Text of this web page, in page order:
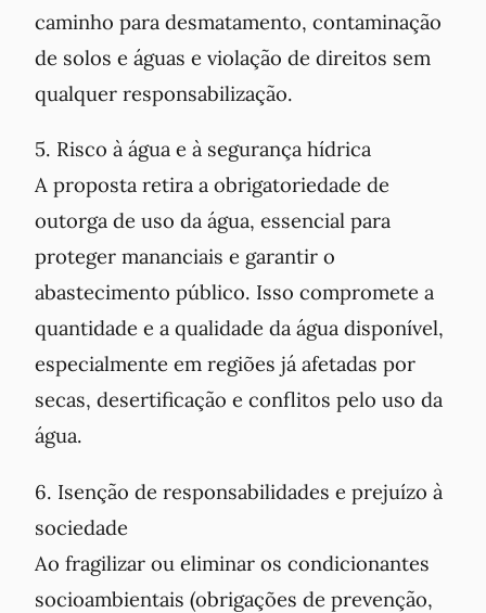
caminho para desmatamento, contaminação
de solos e águas e violação de direitos sem
qualquer responsabilização.
5. Risco à água e à segurança hídrica
A proposta retira a obrigatoriedade de
outorga de uso da água, essencial para
proteger mananciais e garantir o
abastecimento público. Isso compromete a
quantidade e a qualidade da água disponível,
especialmente em regiões já afetadas por
secas, desertificação e conflitos pelo uso da
água.
6. Isenção de responsabilidades e prejuízo à
sociedade
Ao fragilizar ou eliminar os condicionantes
socioambientais (obrigações de prevenção,